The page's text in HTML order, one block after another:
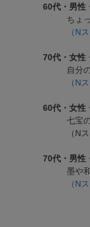
60代・男性
ちょ
（N
70代・女性
自分
（N
60代・女性
七宝
（N
70代・男性
墨や
（N
キー
複
例）
価格